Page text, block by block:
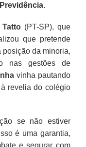
.
Tatto (PT-SP), que
que pretende
posição da minoria,
nas gestões de
vinha pautando
revelia do colégio
se não estiver
é uma garantia,
e segurar com